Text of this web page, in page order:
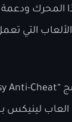
هذا المحرك
التي
العاب